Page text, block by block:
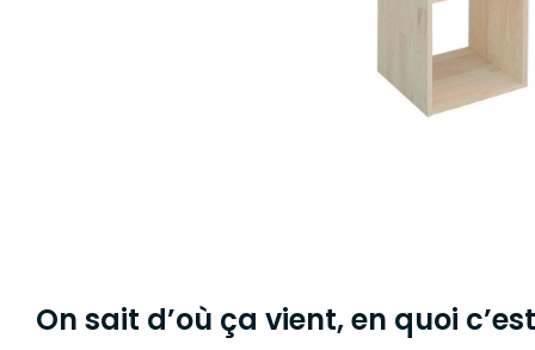
On sait d’où ça vient, en quoi